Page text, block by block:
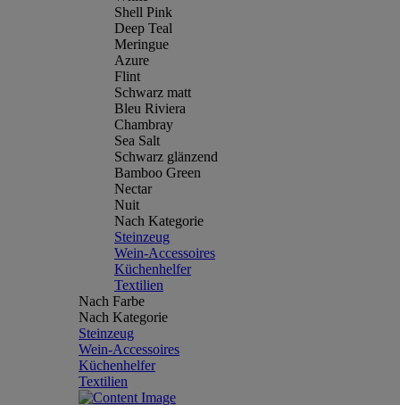
Shell Pink
Deep Teal
Meringue
Azure
Flint
Schwarz matt
Bleu Riviera
Chambray
Sea Salt
Schwarz glänzend
Bamboo Green
Nectar
Nuit
Nach Kategorie
Steinzeug
Wein-Accessoires
Küchenhelfer
Textilien
Nach Farbe
Nach Kategorie
Steinzeug
Wein-Accessoires
Küchenhelfer
Textilien